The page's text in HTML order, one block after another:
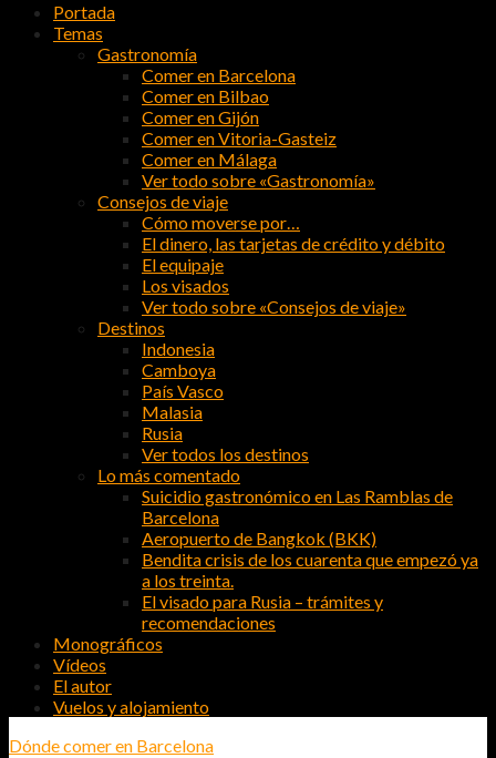
Portada
Temas
Gastronomía
Comer en Barcelona
Comer en Bilbao
Comer en Gijón
Comer en Vitoria-Gasteiz
Comer en Málaga
Ver todo sobre «Gastronomía»
Consejos de viaje
Cómo moverse por…
El dinero, las tarjetas de crédito y débito
El equipaje
Los visados
Ver todo sobre «Consejos de viaje»
Destinos
Indonesia
Camboya
País Vasco
Malasia
Rusia
Ver todos los destinos
Lo más comentado
Suicidio gastronómico en Las Ramblas de
Barcelona
Aeropuerto de Bangkok (BKK)
Bendita crisis de los cuarenta que empezó ya
a los treinta.
El visado para Rusia – trámites y
recomendaciones
Monográficos
Vídeos
El autor
Vuelos y alojamiento
Dónde comer en Barcelona